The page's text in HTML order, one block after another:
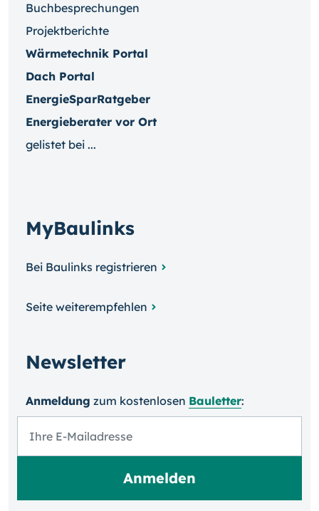
Buchbesprechungen
Projektberichte
Wärmetechnik Portal
Dach Portal
EnergieSparRatgeber
Energieberater vor Ort
gelistet bei ...
MyBaulinks
Bei Baulinks registrieren
Seite weiterempfehlen
Newsletter
Anmeldung zum kosten­losen Bauletter: